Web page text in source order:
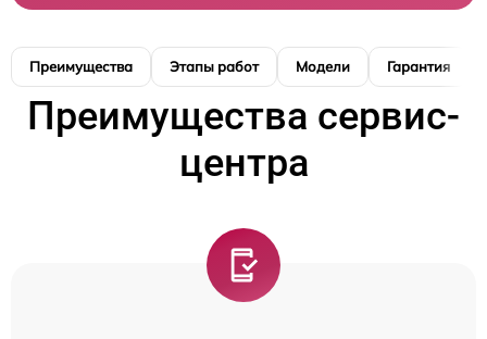
Преимущества Этапы работ Модели Гарантия
Преимущества сервис-
центра